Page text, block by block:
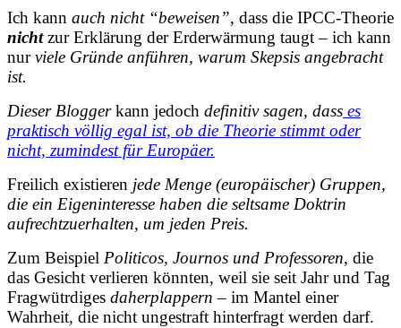
Ich kann auch nicht “beweisen”, dass die IPCC-Theorie
nicht zur Erklärung der Erderwärmung taugt – ich kann
nurviele Gründe anführen, warum Skepsis angebracht
ist.
Dieser Bloggerkann jedoch definitiv sagen, dass es
praktisch völlig egal ist, ob die Theorie stimmt oder
nicht, zumindest für Europäer.
Freilich existieren jede Menge (europäischer) Gruppen,
die ein Eigeninteresse haben die seltsame Doktrin
aufrechtzuerhalten, um jeden Preis.
Zum Beispiel Politicos, Journos und Professoren, die
das Gesicht verlieren könnten, weil sie seit Jahr und Tag
Fragwütrdiges daherplappern – im Mantel einer
Wahrheit, die nicht ungestraft hinterfragt werden darf.